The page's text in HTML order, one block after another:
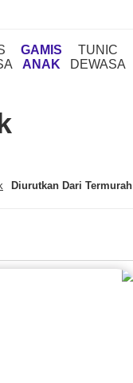
GAMIS
ANAK
TUNIC
DEWASA
Diurutkan Dari Termurah